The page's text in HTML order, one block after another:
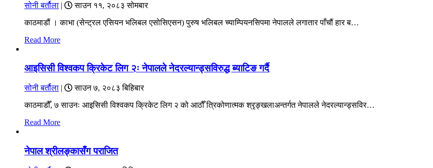
सोनी बर्तौला |
साउन ११, २०८३ सोमबार
काठमाडौं । काभा (सेन्ट्रल एसियन भलिबल एसोसिएसन) पुरुष भलिबल च्याम्पियनसिपमा नेपालले लगातार पाँचौं हार ब…
Read More
आइसिसी विश्वकप क्रिकेट लिग २ः नेपालले नेदरल्यान्ड्सविरुद्ध ब्याटिङ गर्दै
सोनी बर्तौला |
साउन ७, २०८३ बिहिबार
काठमाडौँ, ७ साउनः आइसिसी विश्वकप क्रिकेट लिग २ को आठौँ त्रिकोणात्मक श्रृङ्खलाअन्तर्गत नेपालले नेदरल्यान्ड्सविर…
Read More
नेपाल श्रीलङ्कासँग पराजित